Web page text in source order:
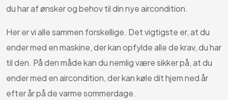
du har af ønsker og behov til din nye aircondition.
Her er vi alle sammen forskellige. Det vigtigste er, at du
ender med en maskine, der kan opfylde alle de krav, du har
til den. På den måde kan du nemlig være sikker på, at du
ender med en aircondition, der kan køle dit hjem ned år
efter år på de varme sommerdage.